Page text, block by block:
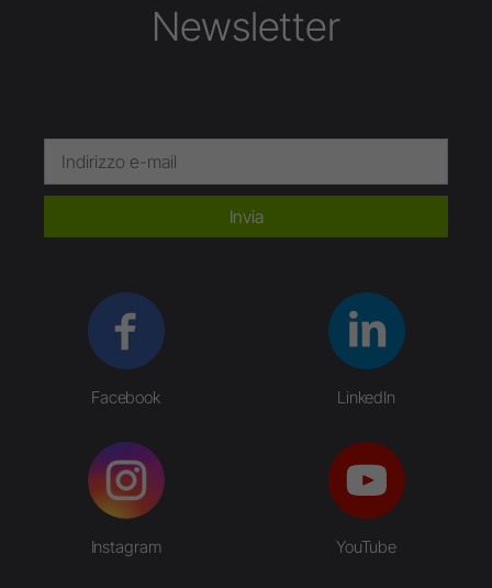
Newsletter
Invia
Facebook LinkedIn
Instagram YouTube